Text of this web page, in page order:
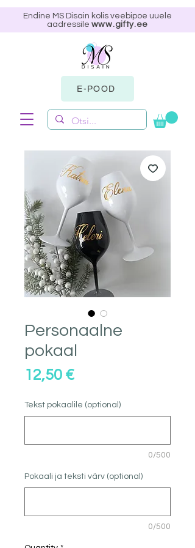
Endine MS Disain kolis veebipoe uuele
aadressile www.gifty.ee
E-POOD
Personaalne
pokaal
12,50 €Price
Tekst pokaalile (optional)
0/500
Pokaali ja teksti värv (optional)
0/500